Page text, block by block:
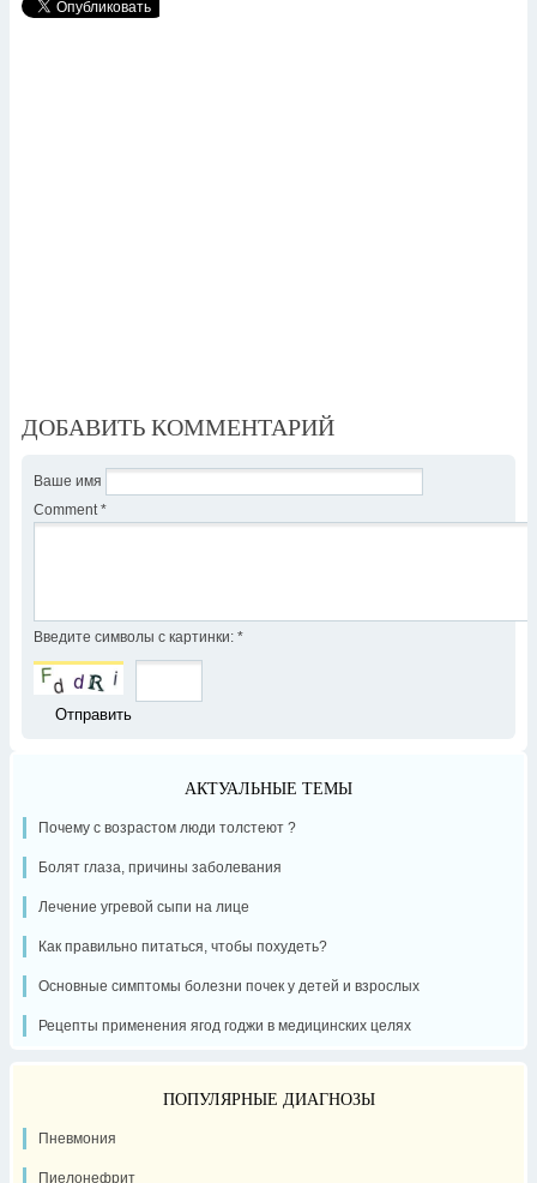
ДОБАВИТЬ КОММЕНТАРИЙ
Ваше имя
Comment *
Введите символы с картинки: *
АКТУАЛЬНЫЕ ТЕМЫ
Почему с возрастом люди толстеют ?
Болят глаза, причины заболевания
Лечение угревой сыпи на лице
Как правильно питаться, чтобы похудеть?
Основные симптомы болезни почек у детей и взрослых
Рецепты применения ягод годжи в медицинских целях
ПОПУЛЯРНЫЕ ДИАГНОЗЫ
Пневмония
Пиелонефрит